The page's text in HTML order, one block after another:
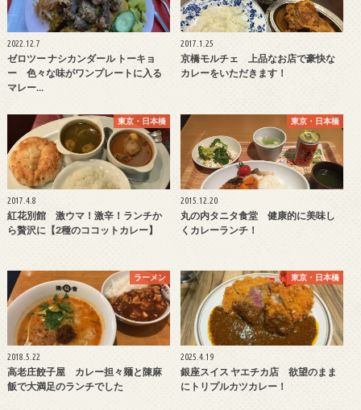
2022.12.7
ゼロツー ナシカンダール トーキョ
ー 色々な味がワンプレートに入る
マレー…
2017.1.25
京橋モルチェ 上品なお店で豪快な
カレーをいただきます！
東京・日本橋
2017.4.8
紅花別館 激ウマ！激辛！ランチか
ら贅沢に【2種のココットカレー】
東京・日本橋
2015.12.20
丸の内タニタ食堂 健康的に美味し
くカレーランチ！
ラーメン
2018.5.22
高老庄餃子屋 カレー担々麺と陳麻
飯で大満足のランチでした
東京・日本橋
2025.4.19
銀座スイス ヤエチカ店 欲望のまま
にトリプルカツカレー！